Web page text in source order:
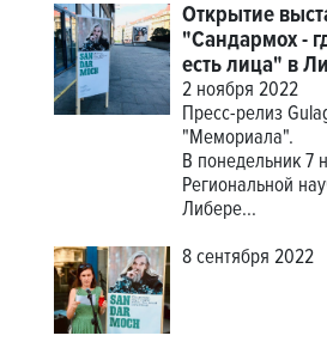
Открытие
"Сандармох -
есть лица" в
2 ноября 2022
Пресс-релиз
"Мемориала".
В понедельник 7
Региональной
Либере...
8 сентября 2022